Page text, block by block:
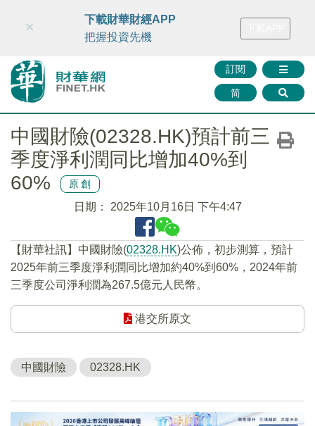
財華智庫網 FINTV FINMETA 財華證券 媒體矩陣
訂閱
简
×
下載財華財經APP
把握投資先機
中國財險(02328.HK)預計前三
季度淨利潤同比增加40%到
60%
原創
日期： 2025年10月16日 下午4:47
【財華社訊】中國財險(02328.HK)公佈，初步測算，預計
2025年前三季度淨利潤同比增加約40%到60%，2024年前
三季度公司淨利潤為267.5億元人民幣。
港交所原文
中國財險 02328.HK